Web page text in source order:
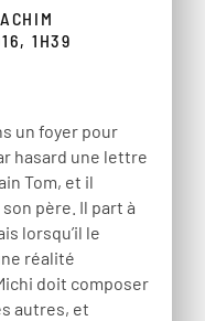
1H39
un foyer pour
hasard une lettre
Tom, et il
père. Il part à
lorsqu’il le
réalité
doit composer
autres, et